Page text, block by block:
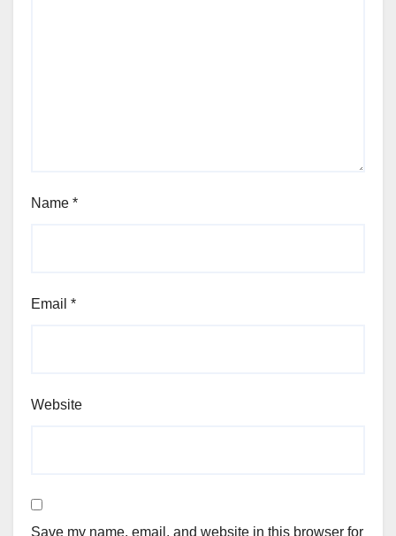
Name *
Email *
Website
Save my name, email, and website in this browser for